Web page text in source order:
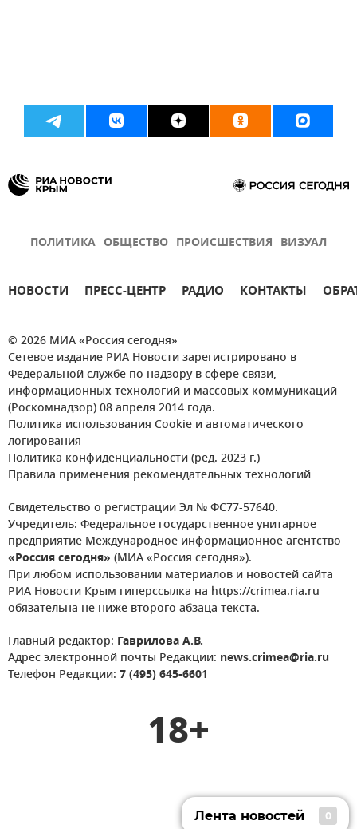
ПОЛИТИКА ОБЩЕСТВО ПРОИСШЕСТВИЯ ВИЗУАЛ
НОВОСТИ ПРЕСС-ЦЕНТР РАДИО КОНТАКТЫ
© 2026 МИА «Россия сегодня»
Сетевое издание РИА Новости зарегистрировано в
Федеральной службе по надзору в сфере связи,
информационных технологий и массовых коммуникаций
(Роскомнадзор) 08 апреля 2014 года.
Политика использования Cookie и автоматического
логирования
Политика конфиденциальности (ред. 2023 г.)
Правила применения рекомендательных технологий
Свидетельство о регистрации Эл № ФС77-57640.
Учредитель: Федеральное государственное унитарное
предприятие Международное информационное агентство
«Россия сегодня» (МИА «Россия сегодня»).
При любом использовании материалов и новостей сайта
РИА Новости Крым гиперссылка на https://crimea.ria.ru
обязательна не ниже второго абзаца текста.
Главный редактор: Гаврилова А.В.
Адрес электронной почты Редакции: news.crimea@ria.ru
Телефон Редакции: 7 (495) 645-6601
18+
Лента новостей 0